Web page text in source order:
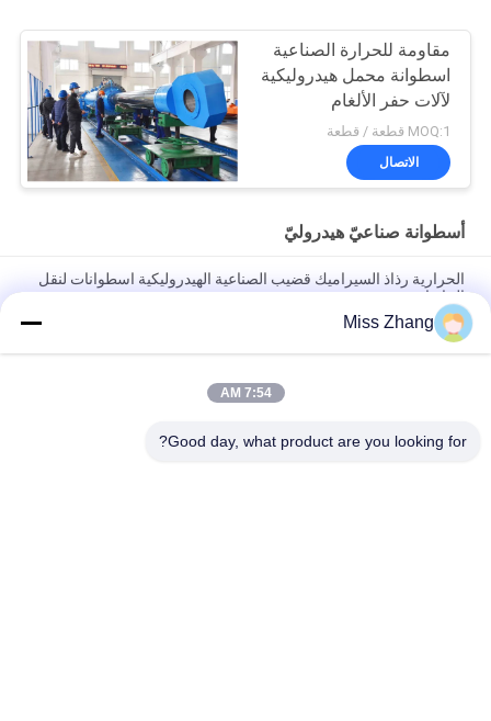
مقاومة للحرارة الصناعية
اسطوانة محمل هيدروليكية
لآلات حفر الألغام
MOQ:1 قطعة / قطعة
الاتصال
أسطوانة صناعيّ هيدروليّ
الحرارية رذاذ السيراميك قضيب الصناعية الهيدروليكية اسطوانات لنقل
الحاويات
دنف الثقيلة الكهربائية اسطوانة هيدروليكية تفريغ شاحنة اسطوانة
هيدروليكية
مخصصة الصناعية اسطوانات هيدروليكية تفريغ شاحنة مكبس
Miss Zhang
7:54 AM
Good day, what product are you looking for?